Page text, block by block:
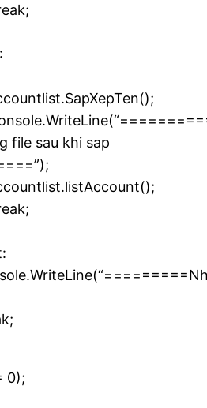
file sau khi sap